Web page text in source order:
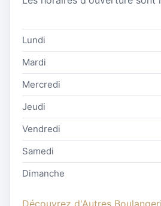
Lundi
Mardi
Mercredi
Jeudi
Vendredi
Samedi
Dimanche